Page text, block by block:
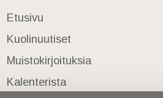
Etusivu
Kuolinuutiset
Muistokirjoituksia
Kalenterista